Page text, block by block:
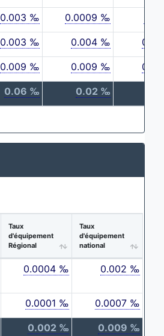
0.003 ‰ 0.0009 ‰
0.003 ‰ 0.004 ‰
0.009 ‰ 0.009 ‰
0.06 ‰ 0.02 ‰
Taux
d'équipement
Régional
Taux
d'équipement
national
0.0004 ‰ 0.002 ‰
0.0001 ‰ 0.0007 ‰
0.002 ‰ 0.009 ‰